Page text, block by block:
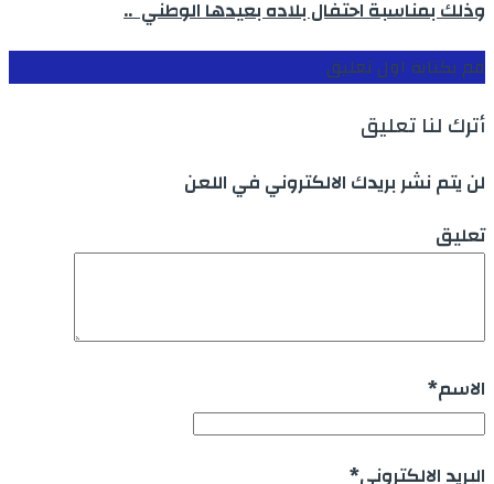
وذلك بمناسبة احتفال بلاده بعيدها الوطني ..
قم بكتابة اول تعليق
أترك لنا تعليق
لن يتم نشر بريدك الالكتروني في اللعن
تعليق
الاسم*
البريد الالكتروني*